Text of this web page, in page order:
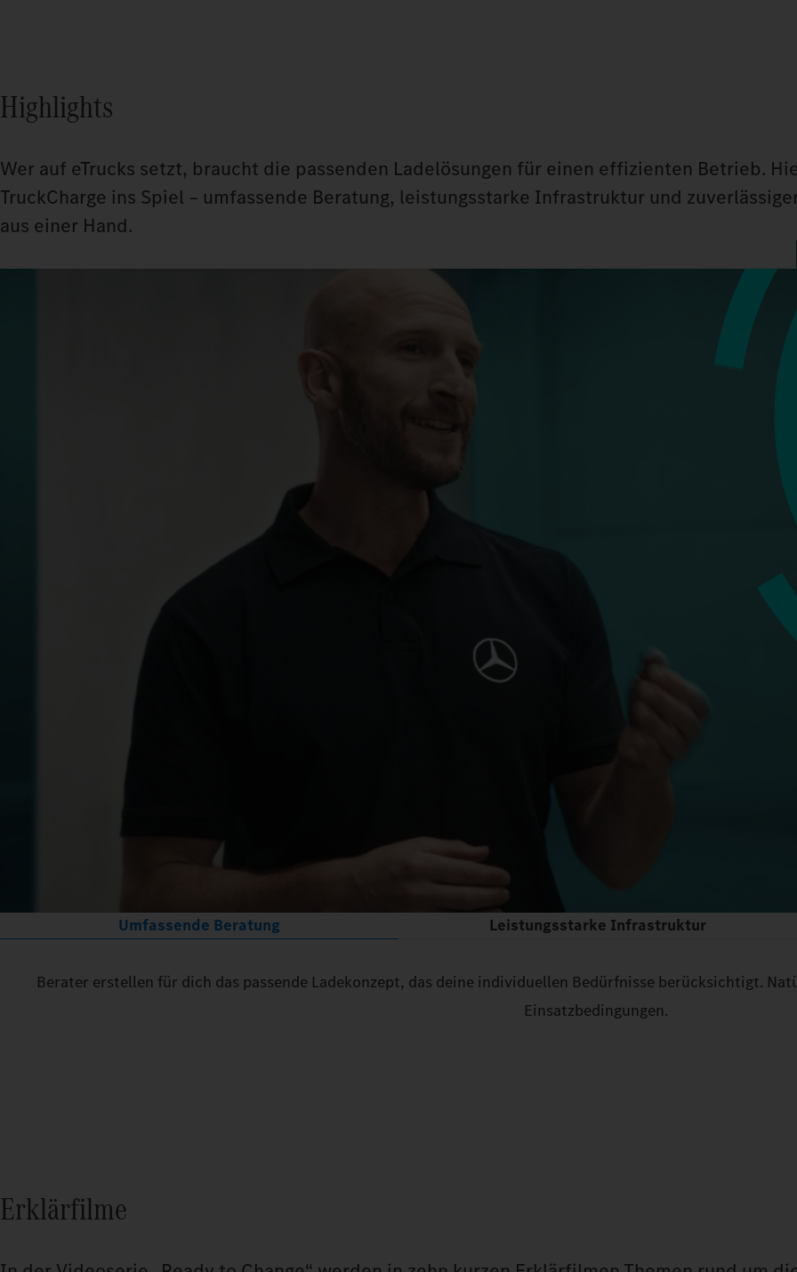
Highlights
Wer auf eTrucks setzt, braucht die passenden Ladelösungen für einen effizienten Betrieb.
TruckCharge ins Spiel – umfassende Beratung, leistungsstarke Infrastruktur und
aus einer Hand.
Umfassende Beratung Leistungsstarke Infrastruktur
Berater erstellen für dich das passende Ladekonzept, das deine individuellen Bedürfnisse berücksichtigt.
Einsatzbedingungen.
Erklärfilme